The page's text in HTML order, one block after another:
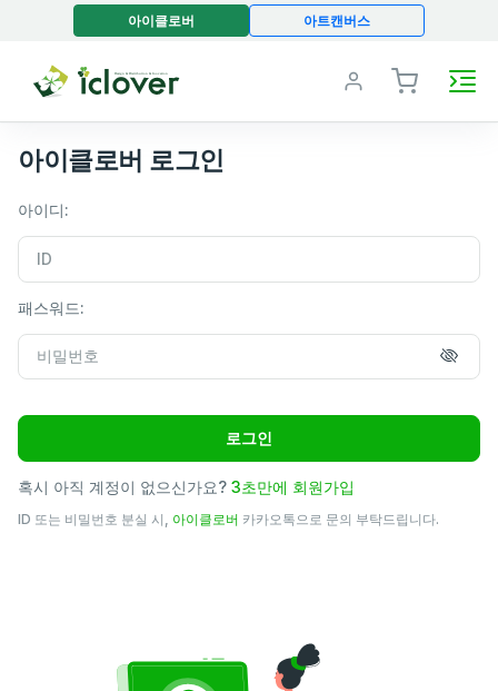
아이클로버 아트캔버스
아이클로버 로그인
아이디:
패스워드:
로그인
혹시 아직 계정이 없으신가요? 3초만에 회원가입
ID 또는 비밀번호 분실 시, 아이클로버 카카오톡으로 문의 부탁드립니다.